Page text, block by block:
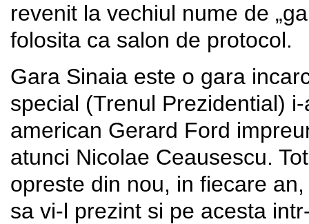
revenit la vechiul nume de
folosita ca salon de protocol.
Gara Sinaia este o gara
special (Trenul Prezidential)
american Gerard Ford
atunci Nicolae Ceausescu.
opreste din nou, in fiecare
sa vi-l prezint si pe acesta